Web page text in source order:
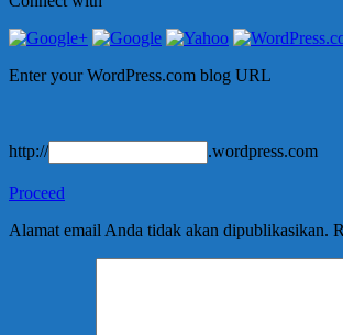
Enter your WordPress.com blog URL
http:// .wordpress.com
Proceed
Alamat email Anda tidak akan dipublikasikan.